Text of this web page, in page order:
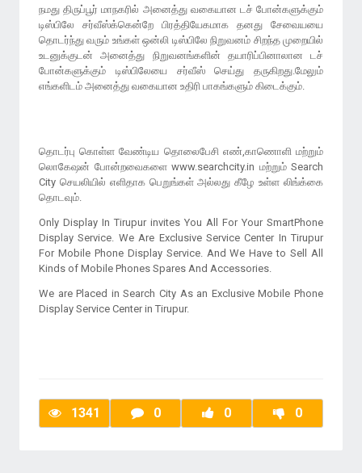
நமது திருப்பூர் மாநகரில் அனைத்து வகையான டச் போன்களுக்கும்
டிஸ்பிலே சர்வீஸ்க்கென்றே பிரத்தியேகமாக தனது சேவையயை
தொடர்ந்து வரும் உங்கள் ஒன்லி டிஸ்பிலே நிறுவனம் சிறந்த முறையில்
உடனுக்குடன் அனைத்து நிறுவனங்களின் தயாரிப்பினாலான டச்
போன்களுக்கும் டிஸ்பிலேயை சர்வீஸ் செய்து தருகிறது.மேலும்
எங்களிடம் அனைத்து வகையான உதிரி பாகங்களும் கிடைக்கும்.
தொடர்பு கொள்ள வேண்டிய தொலைபேசி எண்,காணொளி மற்றும்
லொகேஷன் போன்றவைகளை www.searchcity.in மற்றும் Search
City செயலியில் எளிதாக பெறுங்கள் அல்லது கீழே உள்ள லிங்க்கை
தொடவும்.
Only Display In Tirupur invites You All For Your SmartPhone
Display Service. We Are Exclusive Service Center In Tirupur
For Mobile Phone Display Service. And We Have to Sell All
Kinds of Mobile Phones Spares And Accessories.
We are Placed in Search City As an Exclusive Mobile Phone
Display Service Center in Tirupur.
1341 0 0 0